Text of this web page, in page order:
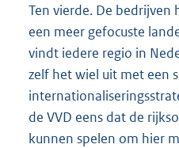
Ten vierde. De
een meer gefocuste
vindt iedere regio in
zelf het wiel uit met een
de VVD eens dat de
kunnen spelen om hier